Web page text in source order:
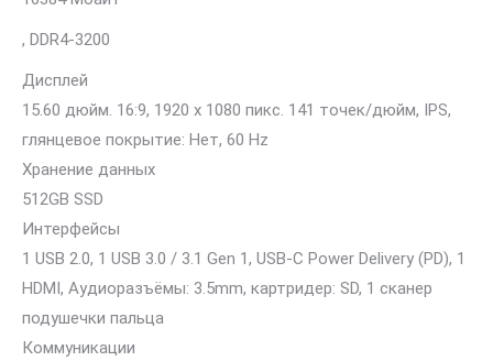
, DDR4-3200
Дисплей
15.60 дюйм. 16:9, 1920 x 1080 пикс. 141 точек/дюйм, IPS,
глянцевое покрытие: Нет, 60 Hz
Хранение данных
512GB SSD
Интерфейсы
1 USB 2.0, 1 USB 3.0 / 3.1 Gen 1, USB-C Power Delivery (PD), 1
HDMI, Аудиоразъёмы: 3.5mm, картридер: SD, 1 сканер
подушечки пальца
Коммуникации